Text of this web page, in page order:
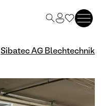
Sibatec AG Blechtechnik